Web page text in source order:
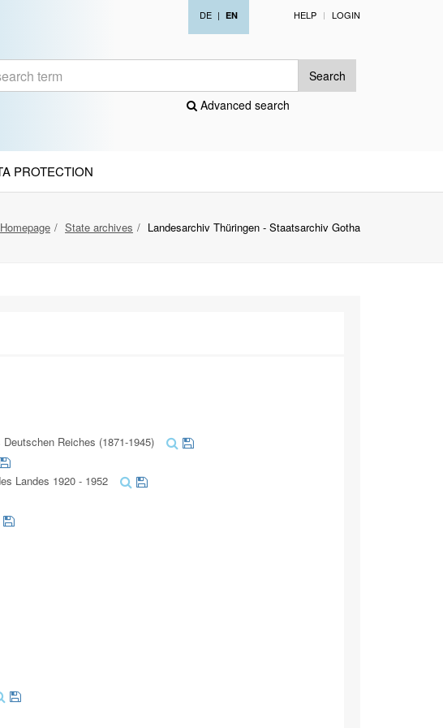
DE | EN HELP LOGIN
Search
Advanced search
PROTECTION
Homepage State archives Landesarchiv Thüringen - Staatsarchiv Gotha
Reiches (1871-1945)
Landes 1920 - 1952